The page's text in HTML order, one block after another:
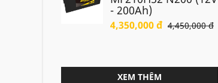
- 200Ah)
4,350,000 đ 4,450,000 đ
XEM THÊM